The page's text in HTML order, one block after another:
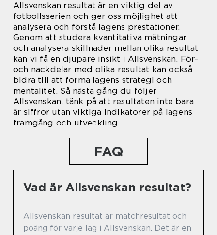
Allsvenskan resultat är en viktig del av
fotbollsserien och ger oss möjlighet att
analysera och förstå lagens prestationer.
Genom att studera kvantitativa mätningar
och analysera skillnader mellan olika resultat
kan vi få en djupare insikt i Allsvenskan. För-
och nackdelar med olika resultat kan också
bidra till att forma lagens strategi och
mentalitet. Så nästa gång du följer
Allsvenskan, tänk på att resultaten inte bara
är siffror utan viktiga indikatorer på lagens
framgång och utveckling.
FAQ
Vad är Allsvenskan resultat?
Allsvenskan resultat är matchresultat och
poäng för varje lag i Allsvenskan. Det är en